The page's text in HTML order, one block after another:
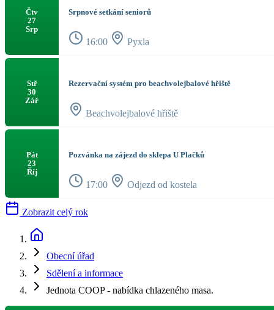
Čtv
27
Srp
Srpnové setkání seniorů
16:00 Pyxla
Stř
30
Zář
Rezervační systém pro beachvolejbalové hřiště
Beachvolejbalové hřiště
Pát
23
Říj
Pozvánka na zájezd do sklepa U Plačků
17:00 Odjezd od kostela
Zobrazit celý rok
Obecní úřad
Sdělení a informace
Jednota COOP - nabídka chlazeného masa.